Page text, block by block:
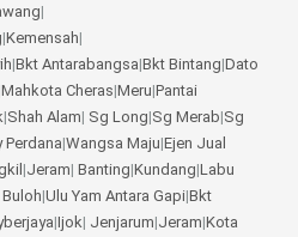
|
|Kemensah|
|Bkt Antarabangsa|Bkt Bintang|Dato
Mahkota Cheras|Meru|Pantai
|Shah Alam| Sg Long|Sg Merab|Sg
Perdana|Wangsa Maju|Ejen Jual
|Jeram| Banting|Kundang|Labu
|Ulu Yam Antara Gapi|Bkt
|Ijok| Jenjarum|Jeram|Kota